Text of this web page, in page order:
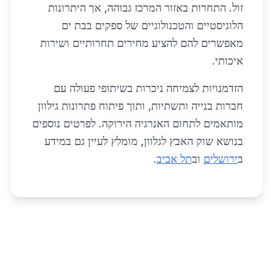
זול. התחרות באזור המרכז גבוהה, אך היתרונות
הלוגיסטיים והטכנולוגיים של ספקים בבת ים
מאפשרים להם להציע מחירים תחרותיים ושירות
איכותי.
הזדמנויות לצמיחה ניכרות בשיתופי פעולה עם
חברות בנייה ותשתיות, ותוך פיתוח פתרונות גילוון
מותאמים לתחום האנרגיה הירוקה. לפרטים נוספים
בנושא שוק האבץ לגלוון, מומלץ לעיין גם במידע
בירושלים ובתל אביב.